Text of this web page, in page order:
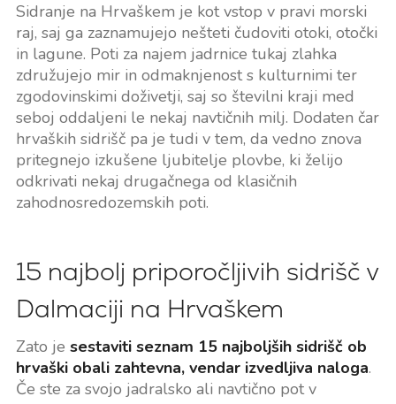
Sidranje na Hrvaškem je kot vstop v pravi morski
raj, saj ga zaznamujejo nešteti čudoviti otoki, otočki
in lagune. Poti za najem jadrnice tukaj zlahka
združujejo mir in odmaknjenost s kulturnimi ter
zgodovinskimi doživetji, saj so številni kraji med
seboj oddaljeni le nekaj navtičnih milj. Dodaten čar
hrvaških sidrišč pa je tudi v tem, da vedno znova
pritegnejo izkušene ljubitelje plovbe, ki želijo
odkrivati nekaj drugačnega od klasičnih
zahodnosredozemskih poti.
15 najbolj priporočljivih sidrišč v
Dalmaciji na Hrvaškem
Zato je sestaviti seznam 15 najboljših sidrišč ob
hrvaški obali zahtevna, vendar izvedljiva naloga.
Če ste za svojo jadralsko ali navtično pot v